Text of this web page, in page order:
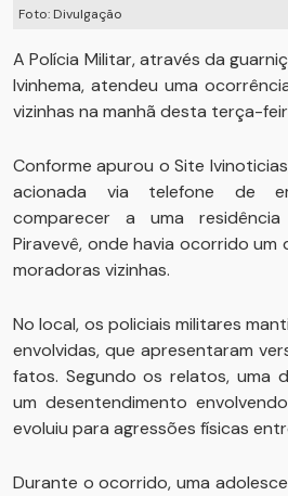
Foto: Divulgação
A Polícia Militar, através da
Ivinhema, atendeu uma
vizinhas na manhã desta terça-
Conforme apurou o Site
acionada via telefone de
comparecer a uma
Piravevê, onde havia ocorrido
moradoras vizinhas.
No local, os policiais militares
envolvidas, que apresentaram
fatos. Segundo os relatos, uma
um desentendimento
evoluiu para agressões físicas
Durante o ocorrido, uma